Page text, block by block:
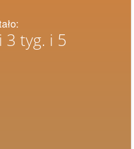
3 tyg. i 5